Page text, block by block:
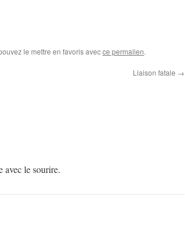
le mettre en favoris avecce permalien.
Liaison fatale →
avec le sourire.